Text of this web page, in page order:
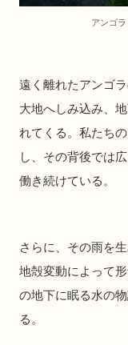
アンゴ
遠く離れたアンゴ
大地へしみ込み、
れてくる。私たち
し、その背後では
働き続けている。
さらに、その雨を
地殻変動によって
の地下に眠る水の
る。